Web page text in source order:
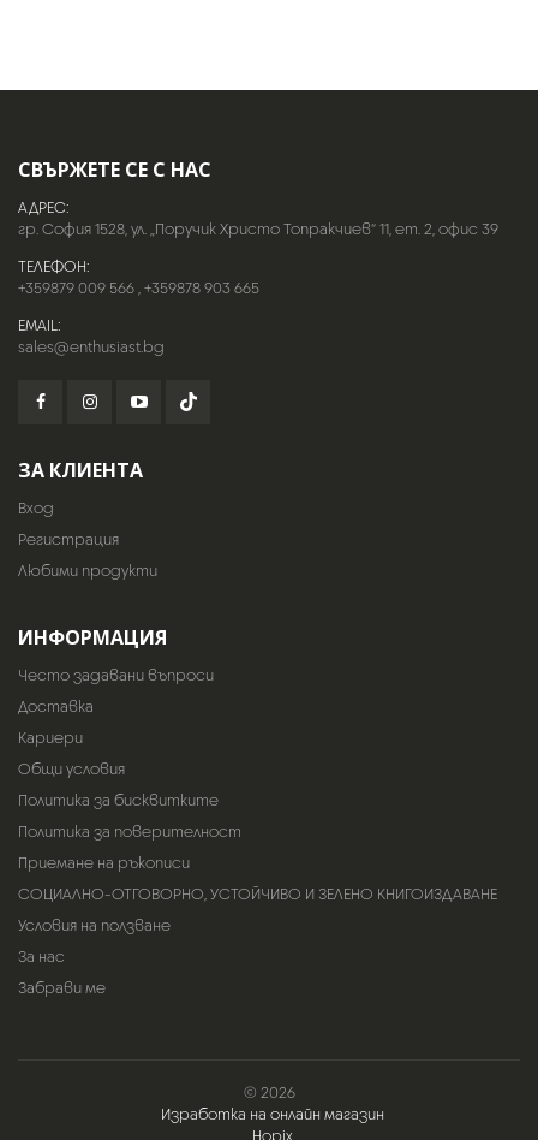
СВЪРЖЕТЕ СЕ С НАС
АДРЕС:
гр. София 1528, ул. „Поручик Христо Топракчиев“ 11, ет. 2, офис 39
ТЕЛЕФОН:
+359879 009 566,+359878 903 665
EMAIL:
sales@enthusiast.bg
ЗА КЛИЕНТА
Вход
Регистрация
Любими продукти
ИНФОРМАЦИЯ
Често задавани въпроси
Доставка
Кариери
Общи условия
Политика за бисквитките
Политика за поверителност
Приемане на ръкописи
СОЦИАЛНО-ОТГОВОРНО, УСТОЙЧИВО И ЗЕЛЕНО КНИГОИЗДАВАНЕ
Условия на ползване
За нас
Забрави ме
© 2026
Изработка на онлайн магазин
Hopix